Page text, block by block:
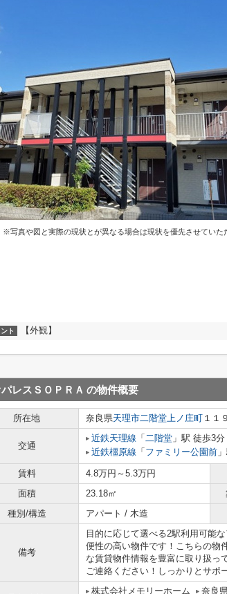
※写真や図と実際の現状とが異なる場合は現状を優先させていた
ト 【外観】
パレスＳＯＰＲＡ の物件概要
所在地 奈良県天理市二階堂上ノ庄町 １１
交通
近鉄天理線 「 二階堂 」駅 徒歩3分
近鉄橿原線 「 ファミリー公園前
賃料 4.8万円～5.3万円
面積
23.18㎡
種別/構造
アパート / 木造
備考
目的に応じて選べる2駅利用可能
便性の高い物件です！こちらの物
な賃貸物件情報を豊富に取り扱っ
ご連絡ください！しっかりとサポ
株式会社メモリーホーム 奈良